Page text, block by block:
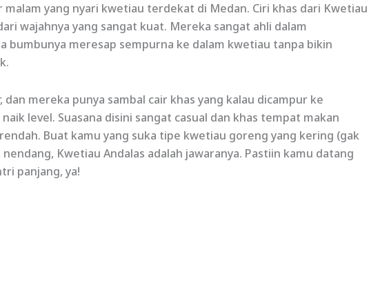
yang nyari kwetiau terdekat di Medan. Ciri khas dari Kwetiau
wajahnya yang sangat kuat. Mereka sangat ahli dalam
bumbunya meresap sempurna ke dalam kwetiau tanpa bikin
dan mereka punya sambal cair khas yang kalau dicampur ke
level. Suasana disini sangat casual dan khas tempat makan
Buat kamu yang suka tipe kwetiau goreng yang kering (gak
Kwetiau Andalas adalah jawaranya. Pastiin kamu datang
panjang, ya!